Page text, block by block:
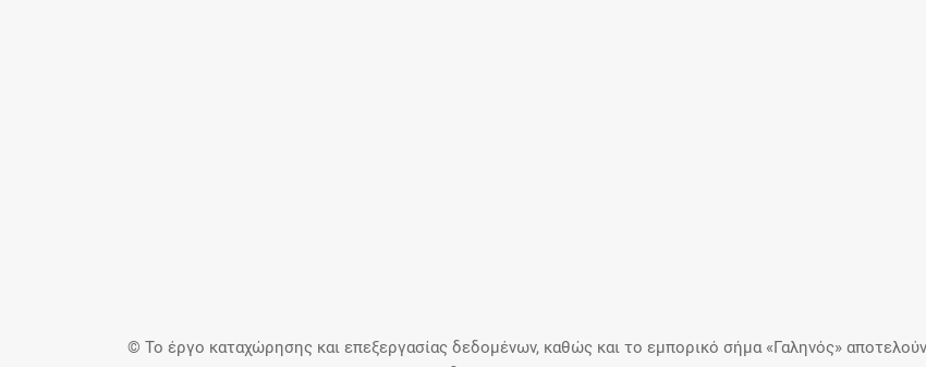
© Το έργο καταχώρησης και επεξεργασίας δεδομένων, καθώς και το εμπορικό σήμα «Γαληνός»